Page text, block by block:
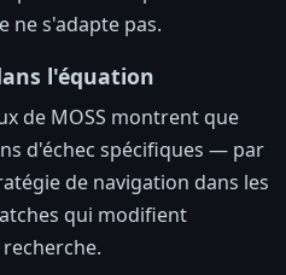
ne s'adapte pas.
l'équation
de MOSS montrent que
d'échec spécifiques — par
de navigation dans les
qui modifient